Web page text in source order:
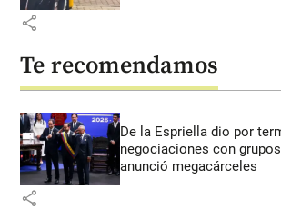
share
Te recomendamos
De la Espriella dio por
negociaciones con
anunció megacárceles
share